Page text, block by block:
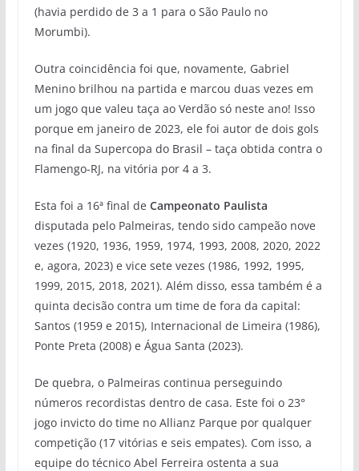
(havia perdido de 3 a 1 para o São Paulo no
Morumbi).
Outra coincidência foi que, novamente, Gabriel
Menino brilhou na partida e marcou duas vezes em
um jogo que valeu taça ao Verdão só neste ano! Isso
porque em janeiro de 2023, ele foi autor de dois gols
na final da Supercopa do Brasil – taça obtida contra o
Flamengo-RJ, na vitória por 4 a 3.
Esta foi a 16ª final de Campeonato Paulista
disputada pelo Palmeiras, tendo sido campeão nove
vezes (1920, 1936, 1959, 1974, 1993, 2008, 2020, 2022
e, agora, 2023) e vice sete vezes (1986, 1992, 1995,
1999, 2015, 2018, 2021). Além disso, essa também é a
quinta decisão contra um time de fora da capital:
Santos (1959 e 2015), Internacional de Limeira (1986),
Ponte Preta (2008) e Água Santa (2023).
De quebra, o Palmeiras continua perseguindo
números recordistas dentro de casa. Este foi o 23°
jogo invicto do time no Allianz Parque por qualquer
competição (17 vitórias e seis empates). Com isso, a
equipe do técnico Abel Ferreira ostenta a sua